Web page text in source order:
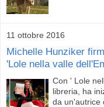
11 ottobre 2016
Michelle Hunziker
'Lole nella valle
Con ' Lole
libreria, ha
da un'autrice